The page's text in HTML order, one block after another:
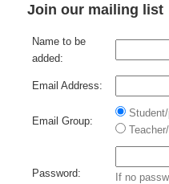
Join our mailing list
Name to be
added:
Email Address:
Email Group:
Password:
If no